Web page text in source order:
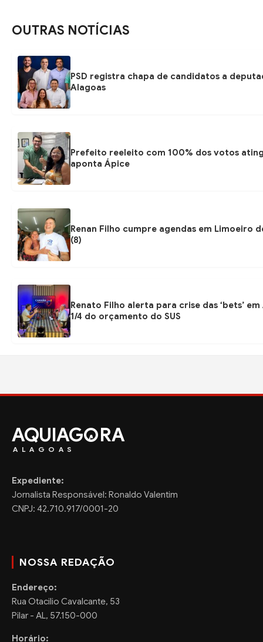
OUTRAS NOTÍCIAS
PSD registra chapa de candidatos a
Alagoas
Prefeito reeleito com 100% dos votos
aponta Ápice
Renan Filho cumpre agendas em Limoeiro
(8)
Renato Filho alerta para crise das ‘bets’
1/4 do orçamento do SUS
AQUIAG RA
ALAGOAS
Expediente:
Jornalista Responsável: Ronaldo Valentim
CNPJ: 42.710.917/0001-20
NOSSA REDAÇÃO
Endereço:
Rua Otacilio Cavalcante, 53
Pilar - AL, 57.150-000
Horário: